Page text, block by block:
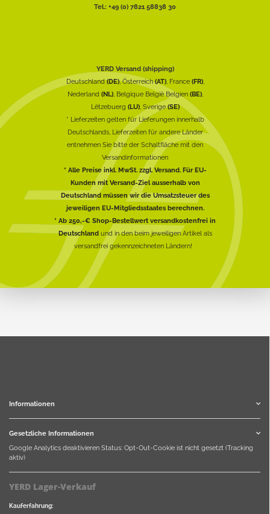
Tel.: +49 (0) 7821 58838 30
YERD Versand (shipping)
Deutschland(DE), Österreich(AT), France (FR),
Nederland (NL), Belgique België Belgien (BE),
Lëtzebuerg (LU), Sverige(SE)
* Lieferzeiten gelten für Lieferungen innerhalb
Deutschlands, Lieferzeiten für andere Länder
entnehmen Sie bitte der Schaltfläche mit den
Versandinformationen
* Alle Preise inkl. MwSt. zzgl. Versand. Für EU-
Kunden mit Versand-Ziel ausserhalb von
Deutschland müssen wir die Umsatzsteuer des
jeweiligen EU-Mitgliedsstaates berechnen.
* Ab 250,-€ Shop-Bestellwert versandkostenfrei in
Deutschlandund in den beim jeweiligen Artikel als
versandfrei gekennzeichneten Ländern!
Informationen
Gesetzliche Informationen
Google Analytics deaktivieren Status: Opt-Out-Cookie ist nicht gesetzt (Tracking
aktiv)
YERD Lager-Verkauf
Kauferfahrung: